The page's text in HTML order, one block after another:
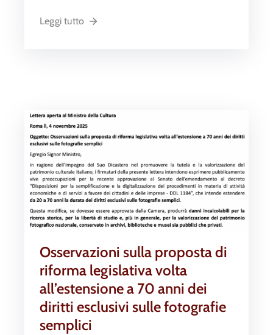
Leggi tutto
Osservazioni sulla proposta di
riforma legislativa volta
all’estensione a 70 anni dei
diritti esclusivi sulle fotografie
semplici